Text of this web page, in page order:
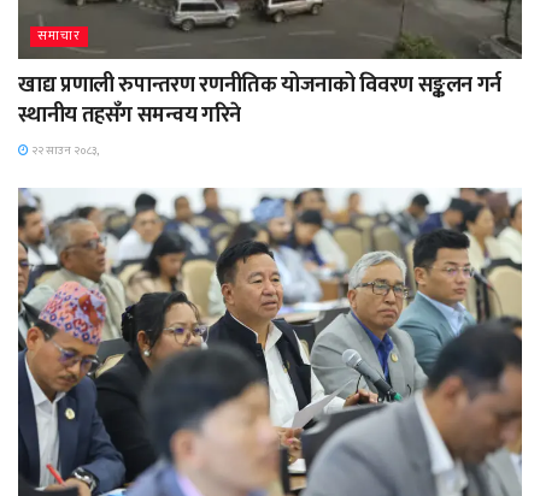
समाचार
खाद्य प्रणाली रुपान्तरण रणनीतिक योजनाको विवरण सङ्कलन गर्न
स्थानीय तहसँग समन्वय गरिने
२२ साउन २०८३,